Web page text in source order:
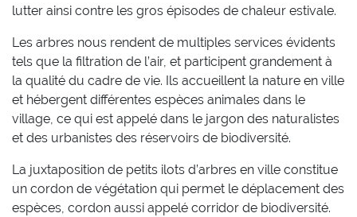
lutter ainsi contre les gros épisodes de chaleur estivale.
Les arbres nous rendent de multiples services évidents
tels que la filtration de l’air, et participent grandement à
la qualité du cadre de vie. Ils accueillent la nature en ville
et hébergent différentes espèces animales dans le
village, ce qui est appelé dans le jargon des naturalistes
et des urbanistes des réservoirs de biodiversité.
La juxtaposition de petits ilots d’arbres en ville constitue
un cordon de végétation qui permet le déplacement des
espèces, cordon aussi appelé corridor de biodiversité.